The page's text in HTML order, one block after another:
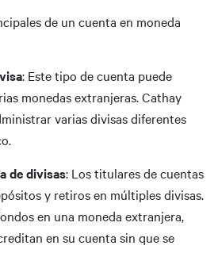
de un cuenta en moneda
: Este tipo de cuenta puede
monedas extranjeras. Cathay
varias divisas diferentes
de divisas: Los titulares de cuentas
y retiros en múltiples divisas.
en una moneda extranjera,
en su cuenta sin que se